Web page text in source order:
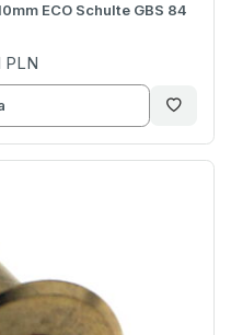
ECO Schulte GBS 84
PLN